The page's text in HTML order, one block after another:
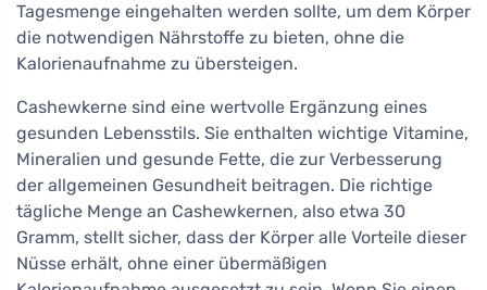
Tagesmenge eingehalten werden sollte, um dem Körper
die notwendigen Nährstoffe zu bieten, ohne die
Kalorienaufnahme zu übersteigen.
Cashewkerne sind eine wertvolle Ergänzung eines
gesunden Lebensstils. Sie enthalten wichtige Vitamine,
Mineralien und gesunde Fette, die zur Verbesserung
der allgemeinen Gesundheit beitragen. Die richtige
tägliche Menge an Cashewkernen, also etwa 30
Gramm, stellt sicher, dass der Körper alle Vorteile dieser
Nüsse erhält, ohne einer übermäßigen